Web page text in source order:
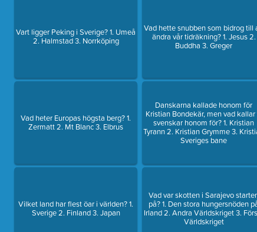
Vart ligger Peking i Sverige? 1. Umeå
2. Halmstad 3. Norrköping
Vad heter Europas högsta berg? 1.
Zermatt 2. Mt Blanc 3. Elbrus
Vilket land har flest öar i världen? 1.
Sverige 2. Finland 3. Japan
Vad hette snubben som bidrog till
ändra vår tidräkning? 1. Jesus 2.
Buddha 3. Greger
Danskarna kallade honom för
Kristian Bondekär, men vad kallar
svenskar honom för? 1. Kristian
Tyrann 2. Kristian Grymme 3.
Sveriges bane
Vad var skotten i Sarajevo
på? 1. Den stora hungersnöden
Irland 2. Andra Världskriget 3.
Världskriget